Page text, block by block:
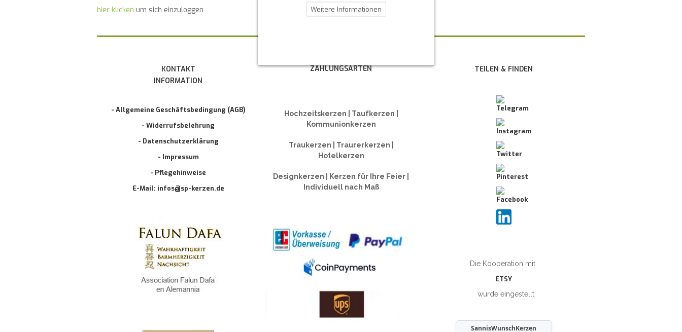
hier klicken um sich einzuloggen
KONTAKT
INFORMATION
- Allgemeine Geschäftsbedingung (AGB)
- Widerrufsbelehrung
- Datenschutzerklärung
- Impressum
- Pflegehinweise
E-Mail: infos@sp-kerzen.de
ZAHLUNGSARTEN
Hochzeitskerzen | Taufkerzen |
Kommunionkerzen
Traukerzen | Traurerkerzen |
Hotelkerzen
Designkerzen | Kerzen für Ihre Feier |
Individuell nach Maß
TEILEN & FINDEN
Die Kooperation mit
ETSY
wurde eingestellt
SannisWunschKerzen
Weitere Informationen